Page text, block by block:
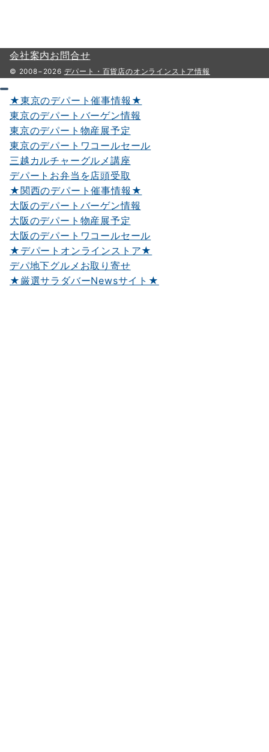
会社案内お問合せ
© 2008−2026 デパート・百貨店のオンラインストア情報
★東京のデパート催事情報★
東京のデパートバーゲン情報
東京のデパート物産展予定
東京のデパートワコールセール
三越カルチャーグルメ講座
デパートお弁当を店頭受取
★関西のデパート催事情報★
大阪のデパートバーゲン情報
大阪のデパート物産展予定
大阪のデパートワコールセール
★デパートオンラインストア★
デパ地下グルメお取り寄せ
★厳選サラダバーNewsサイト★